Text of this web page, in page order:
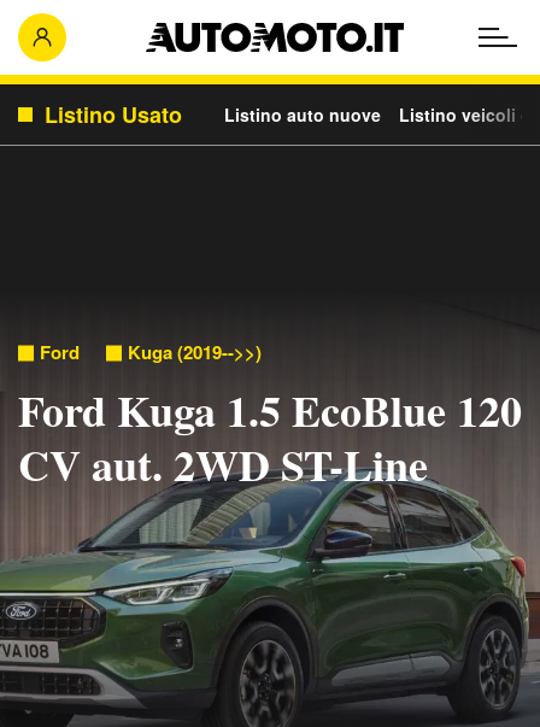
Listino Usato Listino auto nuove Listino veicoli
Ford Kuga (2019-->>)
Ford Kuga 1.5 EcoBlue 120
CV aut. 2WD ST-Line